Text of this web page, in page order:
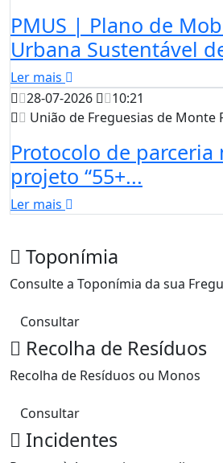
PMUS | Plano de
Urbana Sustentável
Ler mais
28-07-2026
10:21
União de Freguesias de Monte
Protocolo de
projeto “55+...
Ler mais
Toponímia
Consulte a Toponímia da sua
Consultar
Recolha de Resíduos
Recolha de Resíduos ou Monos
Consultar
Incidentes